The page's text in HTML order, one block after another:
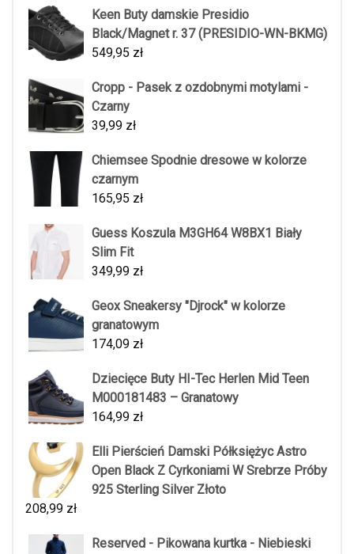
Keen Buty damskie Presidio
Black/Magnet r. 37 (PRESIDIO-WN-BKMG)
549,95 zł
Cropp - Pasek z ozdobnymi motylami -
Czarny
39,99 zł
Chiemsee Spodnie dresowe w kolorze
czarnym
165,95 zł
Guess Koszula M3GH64 W8BX1 Biały
Slim Fit
349,99 zł
Geox Sneakersy "Djrock" w kolorze
granatowym
174,09 zł
Dziecięce Buty HI-Tec Herlen Mid Teen
M000181483 – Granatowy
164,99 zł
Elli Pierścień Damski Półksiężyc Astro
Open Black Z Cyrkoniami W Srebrze Próby
925 Sterling Silver Złoto
208,99 zł
Reserved - Pikowana kurtka - Niebieski